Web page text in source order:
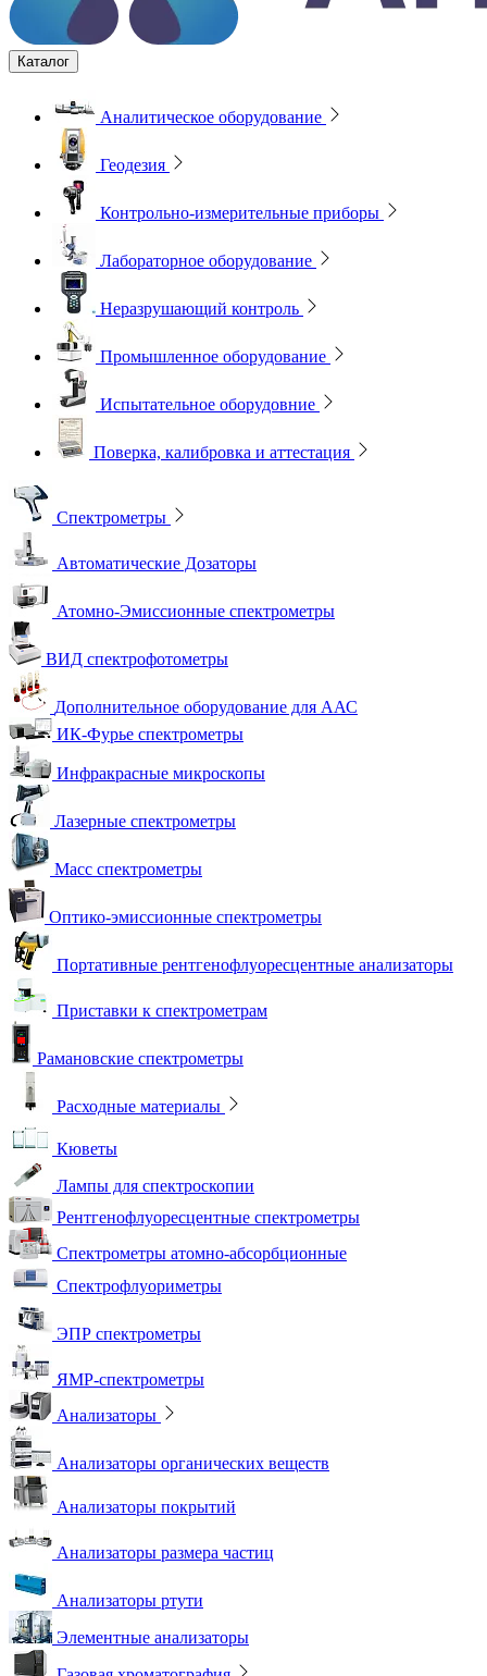
Каталог
Аналитическое оборудование
Геодезия
Контрольно-измерительные приборы
Лабораторное оборудование
Неразрушающий контроль
Промышленное оборудование
Испытательное оборудовние
Поверка, калибровка и аттестация
Спектрометры
Автоматические Дозаторы
Атомно-Эмиссионные спектрометры
ВИД спектрофотометры
Дополнительное оборудование для ААС
ИК-Фурье спектрометры
Инфракрасные микроскопы
Лазерные спектрометры
Масс спектрометры
Оптико-эмиссионные спектрометры
Портативные рентгенофлуоресцентные анализаторы
Приставки к спектрометрам
Рамановские спектрометры
Расходные материалы
Кюветы
Лампы для спектроскопии
Рентгенофлуоресцентные спектрометры
Спектрометры атомно-абсорбционные
Спектрофлуориметры
ЭПР спектрометры
ЯМР-спектрометры
Анализаторы
Анализаторы органических веществ
Анализаторы покрытий
Анализаторы размера частиц
Анализаторы ртути
Элементные анализаторы